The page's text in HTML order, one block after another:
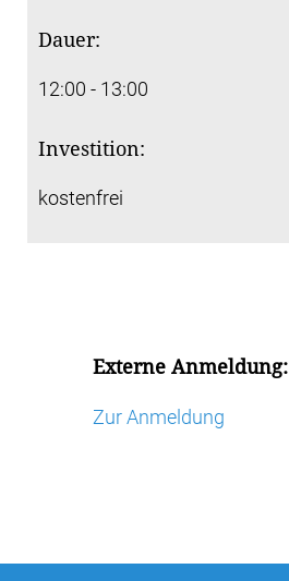
Dauer:
12:00 - 13:00
Investition:
kostenfrei
Externe Anmeldung:
Zur Anmeldung